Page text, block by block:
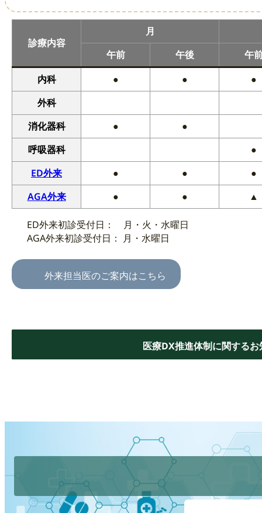
診療内容
月
午前
午後
午
内科
● ●
●
外科
消化器科
●
●
呼吸器科
●
ED外来
● ●
●
AGA外来
● ● ▲
ED外来初診受付日： 月・火・水曜日
AGA外来初診受付日： 月・水曜日
外来担当医のご案内はこちら
医療DX推進体制に関するお